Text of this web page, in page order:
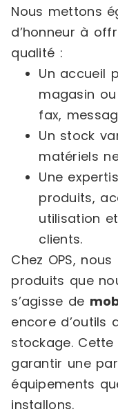
Nous mettons
d’honneur à
qualité :
Un accueil
magasin
fax,
Un stock
matériels
Une
produits,
utilisation
clients.
Chez OPS,
produits que
s’agisse de
encore d’outils
stockage.
garantir une
équipements
installons.